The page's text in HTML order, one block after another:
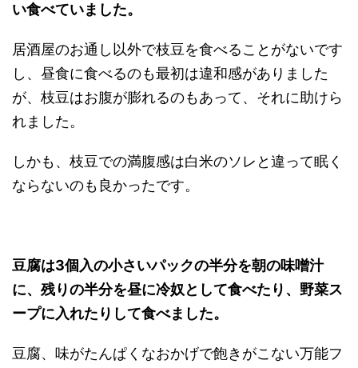
い食べていました。
居酒屋のお通し以外で枝豆を食べることがないです
し、昼食に食べるのも最初は違和感がありました
が、枝豆はお腹が膨れるのもあって、それに助けら
れました。
しかも、枝豆での満腹感は白米のソレと違って眠く
ならないのも良かったです。
豆腐は3個入の小さいパックの半分を朝の味噌汁
に、残りの半分を昼に冷奴として食べたり、野菜ス
ープに入れたりして食べました。
豆腐、味がたんぱくなおかげで飽きがこない万能フ